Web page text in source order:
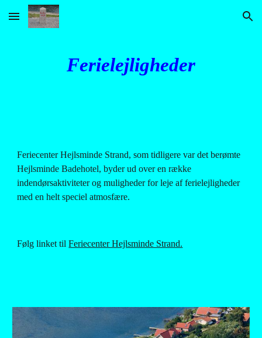
Skip to main content Skip to navigation
Ferielejligheder
Feriecenter Hejlsminde Strand, som tidligere var det berømte
Hejlsminde Badehotel, byder ud over en række
indendørsaktiviteter og muligheder for leje af ferielejligheder
med en helt speciel atmosfære.
Følg linket til Feriecenter Hejlsminde Strand.